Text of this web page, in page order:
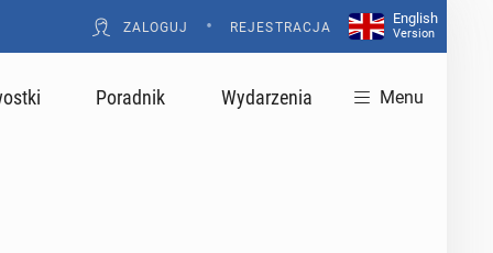
ZALOGUJ • REJESTRACJA
English
Version
Poradnik Wydarzenia Menu